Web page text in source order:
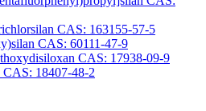
CAS: 163155-57-5
CAS: 60111-47-9
CAS: 17938-09-9
18407-48-2